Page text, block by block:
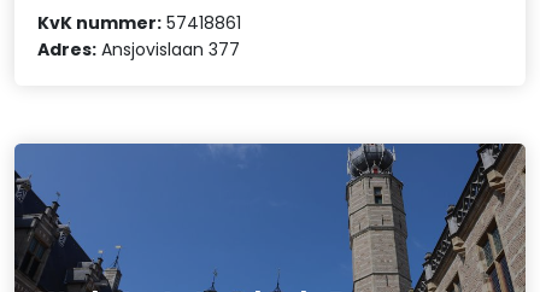
KvK nummer: 57418861
Adres: Ansjovislaan 377